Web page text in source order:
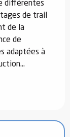
différentes
de trail
de la
de
adaptées à